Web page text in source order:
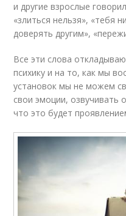
и другие взрослые
«злиться нельзя», «тебя
доверять другим»,
Все эти слова
психику и на то, как мы
установок мы не можем
свои эмоции, озвучивать
что это будет